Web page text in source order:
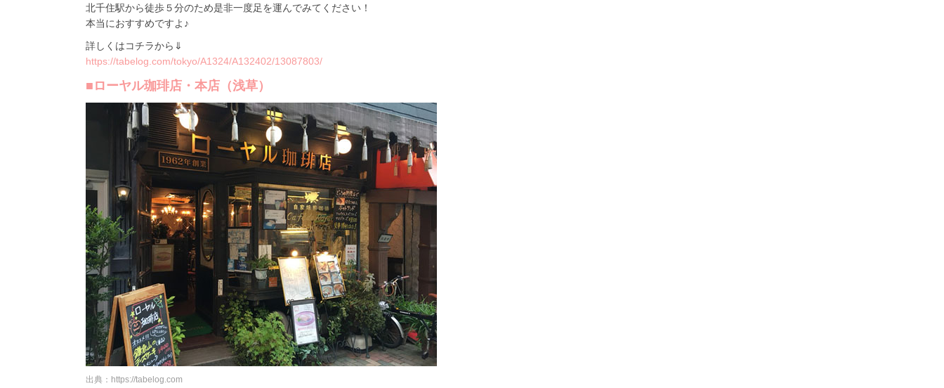
北千住駅から徒歩５分のため是非一度足を運んでみてください！
本当におすすめですよ♪
詳しくはコチラから⇓
https://tabelog.com/tokyo/A1324/A132402/13087803/
■ローヤル珈琲店・本店（浅草）
出典：https://tabelog.com